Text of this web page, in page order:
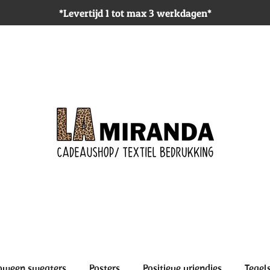
*Levertijd 1 tot max 3 werkdagen*